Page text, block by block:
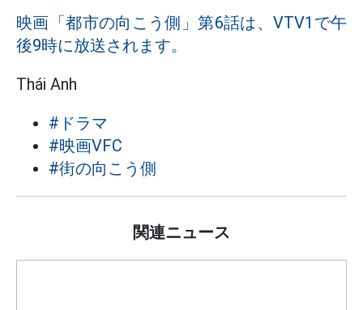
映画「都市の向こう側」第6話は、VTV1で午
後9時に放送されます。
Thái Anh
#ドラマ
#映画VFC
#街の向こう側
関連ニュース